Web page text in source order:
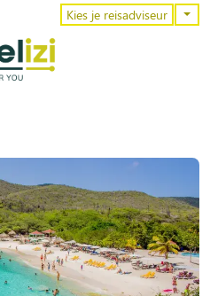
Overslaan en naar de inhoud gaan
Kies je reisadviseur